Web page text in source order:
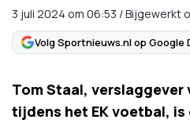
3 juli 2024 om 06:53 /Bijgewerkt
Volg Sportnieuws.nl op Google
Tom Staal, verslaggever
tijdens het EK voetbal,